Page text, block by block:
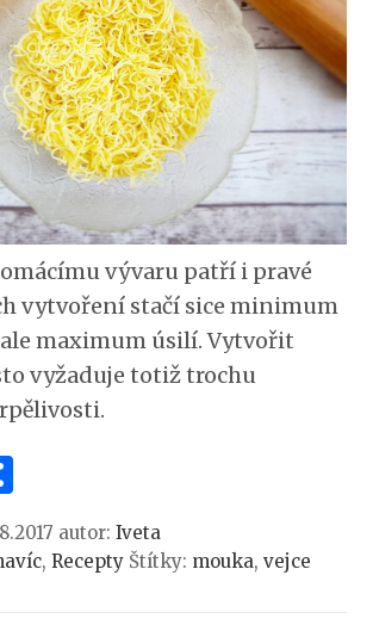
vývaru patří i pravé
vytvoření stačí sice minimum
maximum úsilí. Vytvořit
vyžaduje totiž trochu
autor:Iveta
,Recepty Štítky: mouka,vejce